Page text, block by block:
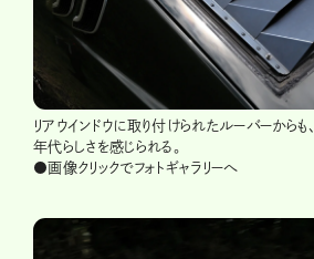
リアウインドウに取り付けられたルーバーから
年代らしさを感じられる。
●画像クリックでフォトギャラリーへ